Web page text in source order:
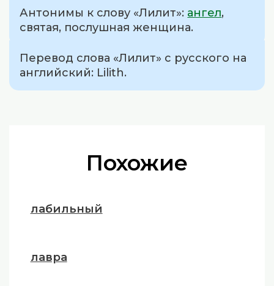
Антонимы к слову «Лилит»: ангел,
святая, послушная женщина.
Перевод слова «Лилит» с русского на
английский: Lilith.
Похожие
лабильный
лавра